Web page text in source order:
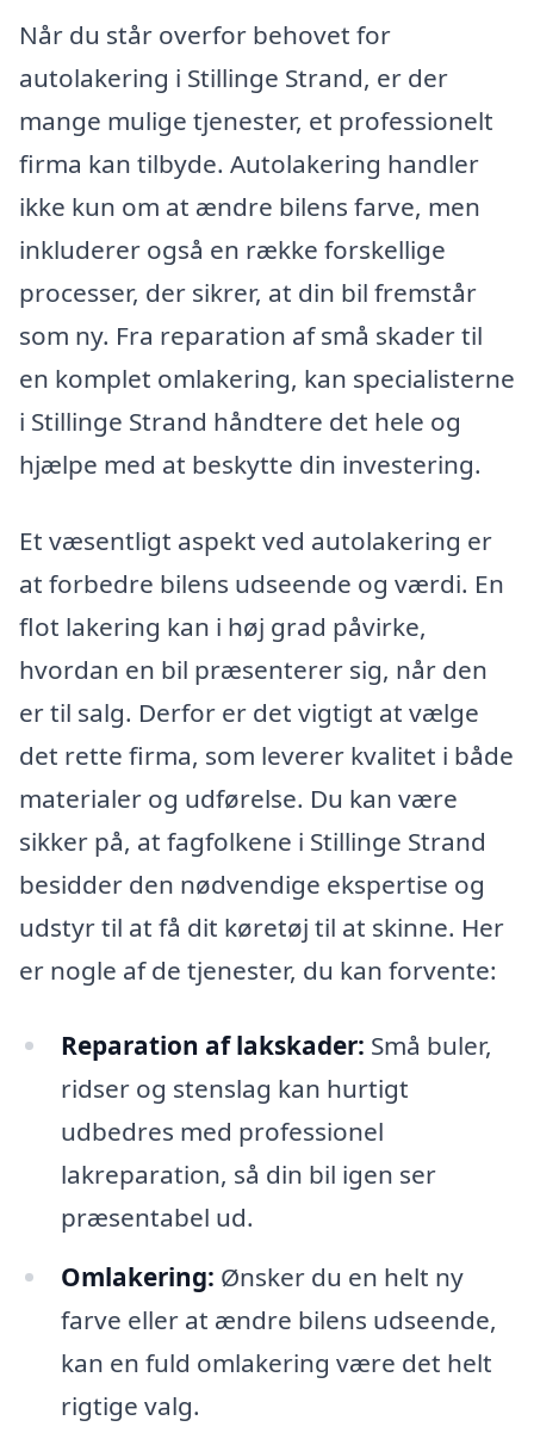
Når du står overfor behovet for
autolakering i Stillinge Strand, er der
mange mulige tjenester, et professionelt
firma kan tilbyde. Autolakering handler
ikke kun om at ændre bilens farve, men
inkluderer også en række forskellige
processer, der sikrer, at din bil fremstår
som ny. Fra reparation af små skader til
en komplet omlakering, kan specialisterne
i Stillinge Strand håndtere det hele og
hjælpe med at beskytte din investering.
Et væsentligt aspekt ved autolakering er
at forbedre bilens udseende og værdi. En
flot lakering kan i høj grad påvirke,
hvordan en bil præsenterer sig, når den
er til salg. Derfor er det vigtigt at vælge
det rette firma, som leverer kvalitet i både
materialer og udførelse. Du kan være
sikker på, at fagfolkene i Stillinge Strand
besidder den nødvendige ekspertise og
udstyr til at få dit køretøj til at skinne. Her
er nogle af de tjenester, du kan forvente:
Reparation af lakskader: Små buler,
ridser og stenslag kan hurtigt
udbedres med professionel
lakreparation, så din bil igen ser
præsentabel ud.
Omlakering: Ønsker du en helt ny
farve eller at ændre bilens udseende,
kan en fuld omlakering være det helt
rigtige valg.